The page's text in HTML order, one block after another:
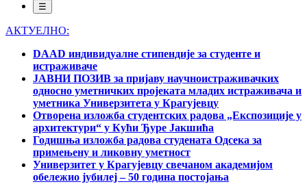
☰
АКТУЕЛНО:
DAAD индивидуалне стипендије за студенте и
истраживаче
ЈАВНИ ПОЗИВ за пријаву научноистраживачких
односно уметничких пројеката младих истраживача и
уметника Универзитета у Крагујевцу
Отворена изложба студентских радова „Експозиције у
архитектури“ у Кући Ђуре Јакшића
Годишња изложба радова студената Одсека за
примењену и ликовну уметност
Универзитет у Крагујевцу свечаном академијом
обележио јубилеј – 50 година постојања